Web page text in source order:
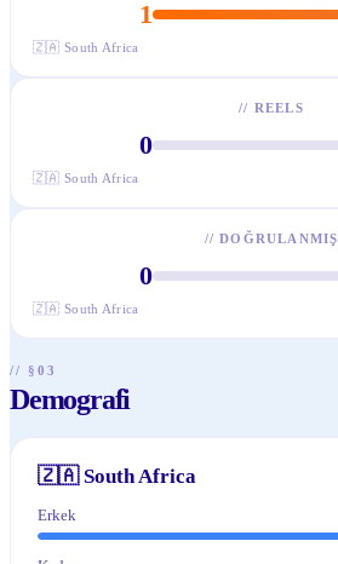
1
🇿🇦 South Africa
// REELS
0
🇿🇦 South Africa
//DOĞRULANMIŞ
0
🇿🇦 South Africa
// §03
Demografi
🇿🇦 South Africa
Erkek